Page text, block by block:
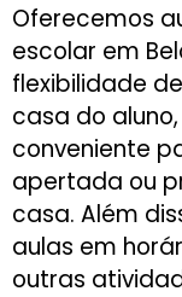
Oferecemos
escolar em
flexibilidade
casa do
conveniente
apertada ou
casa. Além
aulas em
outras